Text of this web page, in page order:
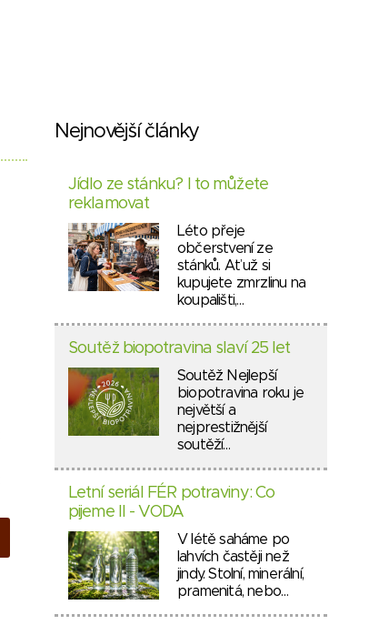
Nejnovější články
Jídlo ze stánku? I to můžete
reklamovat
Léto přeje
občerstvení ze
stánků. Ať už si
kupujete zmrzlinu na
koupališti,…
Soutěž biopotravina slaví 25 let
Soutěž Nejlepší
biopotravina roku je
největší a
nejprestižnější
soutěží…
Letní seriál FÉR potraviny: Co
pijeme II - VODA
V létě saháme po
lahvích častěji než
jindy. Stolní, minerální,
pramenitá, nebo…